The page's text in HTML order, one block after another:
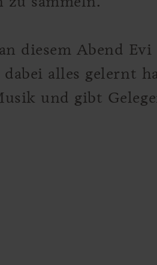
diesem Abend
alles gelernt
und gibt